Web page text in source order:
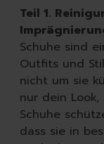
Teil 1.
Schuhe sind
Outfits und
nicht um sie
nur dein
Schuhe
dass sie in